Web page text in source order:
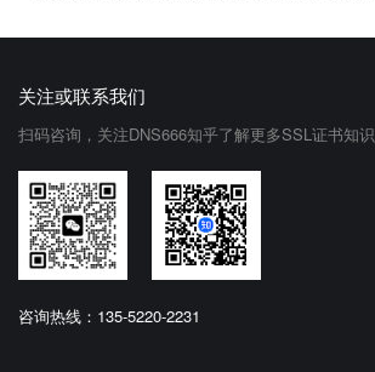
关注或联系我们
扫码咨询，关注DNS666知乎了解更多SSL证书知识
咨询热线：135-5220-2231